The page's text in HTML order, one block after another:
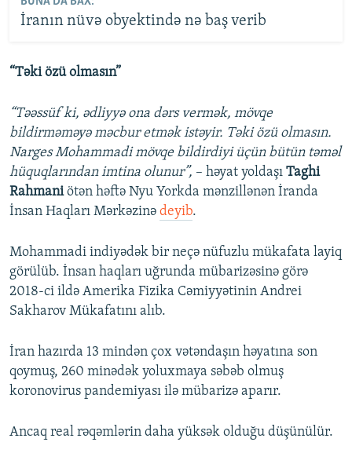
İranın nüvə obyektində nə baş verib
“Təki özü olmasın”
“Təəssüf ki, ədliyyə ona dərs vermək, mövqe
bildirməməyə məcbur etmək istəyir. Təki özü olmasın.
Narges Mohammadi mövqe bildirdiyi üçün bütün təməl
hüquqlarından imtina olunur”, – həyat yoldaşı Taghi
Rahmaniötən həftə Nyu Yorkda mənzillənən İranda
İnsan Haqları Mərkəzinə deyib.
Mohammadi indiyədək bir neçə nüfuzlu mükafata layiq
görülüb. İnsan haqları uğrunda mübarizəsinə görə
2018-ci ildə Amerika Fizika Cəmiyyətinin Andrei
Sakharov Mükafatını alıb.
İran hazırda 13 mindən çox vətəndaşın həyatına son
qoymuş, 260 minədək yoluxmaya səbəb olmuş
koronovirus pandemiyası ilə mübarizə aparır.
Ancaq real rəqəmlərin daha yüksək olduğu düşünülür.